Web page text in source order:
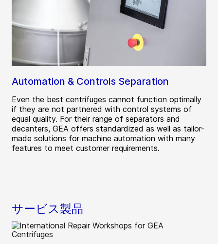
Automation & Controls Separation
Even the best centrifuges cannot function optimally
if they are not partnered with control systems of
equal quality. For their range of separators and
decanters, GEA offers standardized as well as tailor-
made solutions for machine automation with many
features to meet customer requirements.
サービス製品